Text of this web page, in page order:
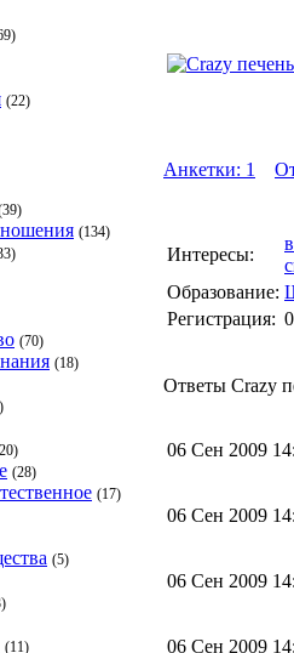
(22)
(134)
(70)
(18)
(28)
(17)
(5)
(11)
Анкетки: 1
Интересы:
Образование:
Регистрация:
Ответы Crazy
06 Сен 2009
06 Сен 2009
06 Сен 2009
06 Сен 2009